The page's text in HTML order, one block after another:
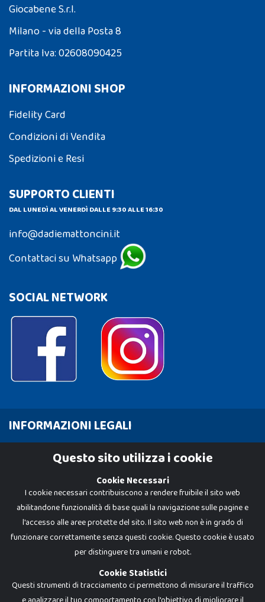
Giocabene S.r.l.
Milano - via della Posta 8
Partita Iva: 02608090425
INFORMAZIONI SHOP
Fidelity Card
Condizioni di Vendita
Spedizioni e Resi
SUPPORTO CLIENTI
DAL LUNEDÌ AL VENERDÌ DALLE 9:30 ALLE 16:30
info@dadiemattoncini.it
Contattaci su Whatsapp
SOCIAL NETWORK
INFORMAZIONI LEGALI
Cookie PolicyQuesto sito utilizza i cookie
Cookie Necessari
I cookie necessari contribuiscono a rendere fruibile il sito web
abilitandone funzionalità di base quali la navigazione sulle pagine e
l'accesso alle aree protette del sito. Il sito web non è in grado di
funzionare correttamente senza questi cookie. Questo cookie è usato
per distinguere tra umani e robot.
Cookie Statistici
Questi strumenti di tracciamento ci permettono di misurare il traffico